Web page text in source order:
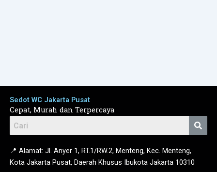
Sedot WC Jakarta Pusat
Cepat, Murah dan Terpercaya
📍 Alamat: Jl. Anyer 1, RT.1/RW.2, Menteng, Kec. Menteng,
Kota Jakarta Pusat, Daerah Khusus Ibukota Jakarta 10310